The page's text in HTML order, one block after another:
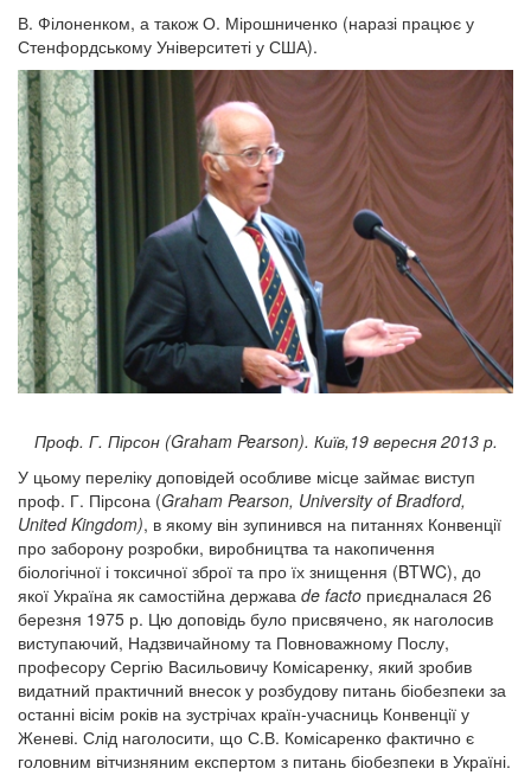
В. Філоненком, а також О. Мірошниченко (наразі працює у
Стенфордському Університеті у США).
Проф. Г. Пірсон (Graham Pearson). Київ,19 вересня 2013 р.
У цьому переліку доповідей особливе місце займає виступ
проф. Г. Пірсона (Graham Pearson, University of Bradford,
United Kingdom), в якому він зупинився на питаннях Конвенції
про заборону розробки, виробництва та накопичення
біологічної і токсичної зброї та про їх знищення (BTWC), до
якої Україна як самостійна держава de facto приєдналася 26
березня 1975 р. Цю доповідь було присвячено, як наголосив
виступаючий, Надзвичайному та Повноважному Послу,
професору Сергію Васильовичу Комісаренку, який зробив
видатний практичний внесок у розбудову питань біобезпеки за
останні вісім років на зустрічах країн-учасниць Конвенції у
Женеві. Слід наголосити, що С.В. Комісаренко фактично є
головним вітчизняним експертом з питань біобезпеки в Україні.